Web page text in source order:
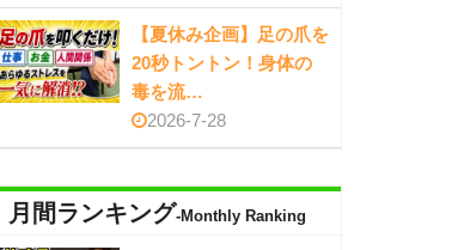
【夏休み企画】足の爪を
20秒トントン！身体の
毒を流…
2026-7-28
月間ランキング-Monthly Ranking